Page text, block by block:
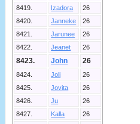
8419.
Izadora
26
8420.
Janneke
26
8421.
Jarunee
26
8422.
Jeanet 26
8423. John 26
8424. Joli
26
8425.
Jovita
26
8426.
Ju
26
8427.
Kalla
26